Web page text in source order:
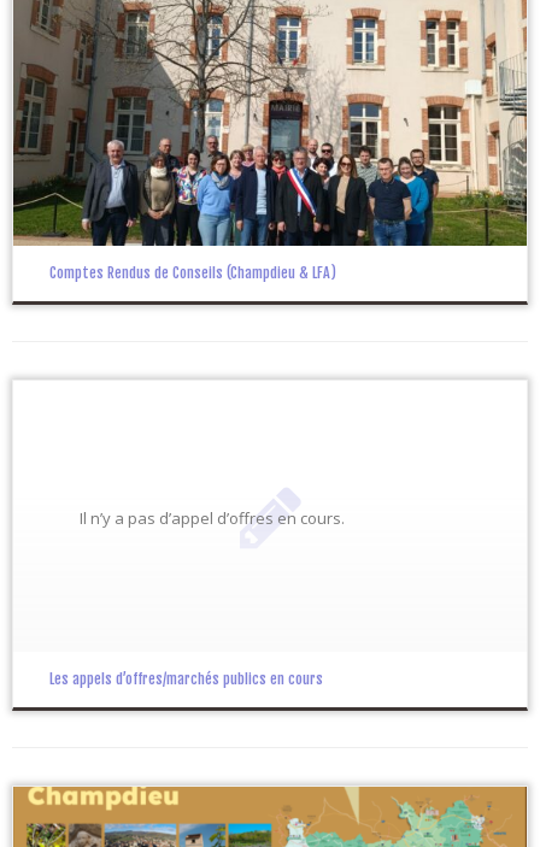
Comptes Rendus de Conseils (Champdieu & LFA)
Il n’y a pas d’appel d’offres en cours.
Les appels d’offres/marchés publics en cours